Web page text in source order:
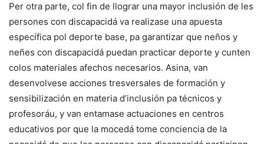
Per otra parte, col fin de llograr una mayor inclusión de les
persones con discapacidá va realizase una apuesta
específica pol deporte base, pa garantizar que neños y
neñes con discapacidá puedan practicar deporte y cunten
colos materiales afechos necesarios. Asina, van
desenvolvese acciones tresversales de formación y
sensibilización en materia d’inclusión pa técnicos y
profesoráu, y van entamase actuaciones en centros
educativos por que la mocedá tome conciencia de la